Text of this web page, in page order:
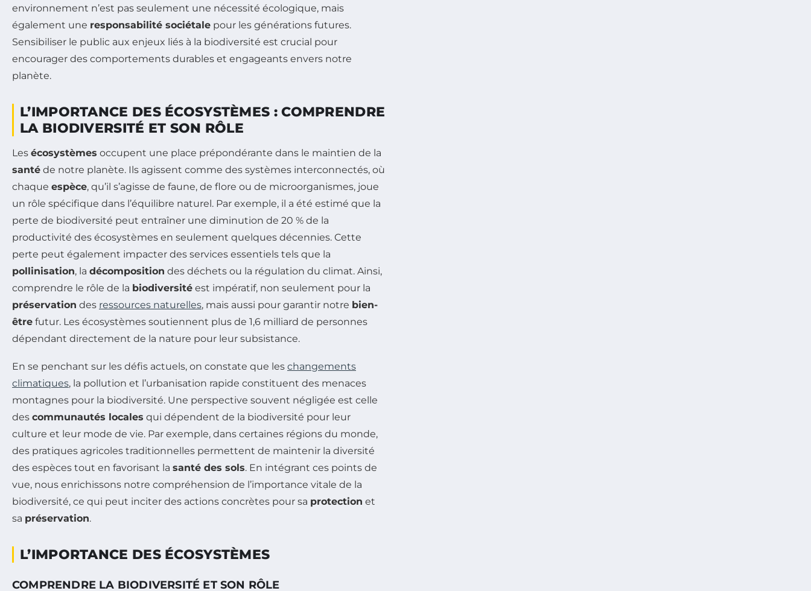
environnement n’est pas seulement une nécessité écologique, mais
également une responsabilité sociétale pour les générations futures.
Sensibiliser le public aux enjeux liés à la biodiversité est crucial pour
encourager des comportements durables et engageants envers notre
planète.
L’IMPORTANCE DES ÉCOSYSTÈMES : COMPRENDRE
LA BIODIVERSITÉ ET SON RÔLE
Les écosystèmes occupent une place prépondérante dans le maintien de la
santé de notre planète. Ils agissent comme des systèmes interconnectés, où
chaque espèce, qu’il s’agisse de faune, de flore ou de microorganismes, joue
un rôle spécifique dans l’équilibre naturel. Par exemple, il a été estimé que la
perte de biodiversité peut entraîner une diminution de 20 % de la
productivité des écosystèmes en seulement quelques décennies. Cette
perte peut également impacter des services essentiels tels que la
pollinisation, la décomposition des déchets ou la régulation du climat. Ainsi,
comprendre le rôle de la biodiversité est impératif, non seulement pour la
préservation des ressources naturelles, mais aussi pour garantir notre bien-
être futur. Les écosystèmes soutiennent plus de 1,6 milliard de personnes
dépendant directement de la nature pour leur subsistance.
En se penchant sur les défis actuels, on constate que les changements
climatiques, la pollution et l’urbanisation rapide constituent des menaces
montagnes pour la biodiversité. Une perspective souvent négligée est celle
des communautés locales qui dépendent de la biodiversité pour leur
culture et leur mode de vie. Par exemple, dans certaines régions du monde,
des pratiques agricoles traditionnelles permettent de maintenir la diversité
des espèces tout en favorisant la santé des sols. En intégrant ces points de
vue, nous enrichissons notre compréhension de l’importance vitale de la
biodiversité, ce qui peut inciter des actions concrètes pour sa protection et
sa préservation.
L’IMPORTANCE DES ÉCOSYSTÈMES
COMPRENDRE LA BIODIVERSITÉ ET SON RÔLE